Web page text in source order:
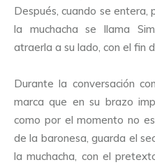
Después, cuando se entera,
la muchacha se llama
atraerla a su lado, con el fin
Durante la conversación
marca que en su brazo
como por el momento no
de la baronesa, guarda el
la muchacha, con el